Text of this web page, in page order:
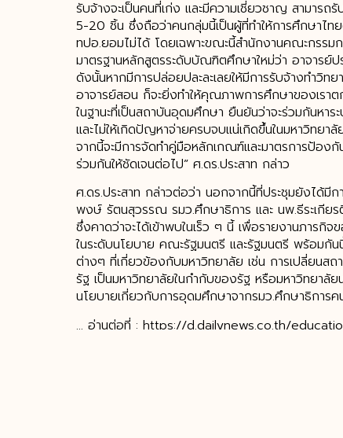
รับจ้างจะเป็นคนที่เก่ง และมีความเชี่ยวชาญ สามารถ
5-20 ชิ้น ซึ่งถือว่าคนกลุ่มนี้เป็นผู้ที่ทำให้การศึกษาไท
ทปอ.ยอมไม่ได้ โดยเฉพาะขณะนี้สำนักงานคณะกรร
มาตรฐานหลักสูตรระดับบัณฑิตศึกษาใหม่ว่า อาจาร
ดังนั้นหากมีการปล่อยปละละเลยให้มีการรับจ้างทำวิท
อาจารย์สอน ก็จะยิ่งทำให้คุณภาพการศึกษาของเรา
ในฐานะที่เป็นสถาบันอุดมศึกษา ยืนยันว่าจะร่วมกันห
และไม่ให้เกิดปัญหาจ่ายครบจบแน่เกิดขึ้นในมหาวิทย
จากนี้จะมีการจัดทำคู่มือหลักเกณฑ์และมาตรการป้อ
ร่วมกันให้ชัดเจนต่อไป” ศ.ดร.ประสาท กล่าว
ศ.ดร.ประสาท กล่าวต่อว่า นอกจากนี้ที่ประชุมยังได้มี
พงษ์ รัตนสุวรรณ รมว.ศึกษาธิการ และ นพ.ธีระเกีย
ซึ่งคาดว่าจะได้เข้าพบในเร็ว ๆ นี้ เพื่อรายงานภาร
ในระดับนโยบาย คณะรัฐมนตรี และรัฐมนตรี พร้อมกันนี้
ต่างๆ ที่เกี่ยวข้องกับมหาวิทยาลัย เช่น การเปลี่ยนส
รัฐ เป็นมหาวิทยาลัยในกำกับของรัฐ หรือมหาวิทยาลั
นโยบายเกี่ยวกับการอุดมศึกษาจากรมว.ศึกษาธิการค
… อ่านต่อที่ : https://d.dailynews.co.th/